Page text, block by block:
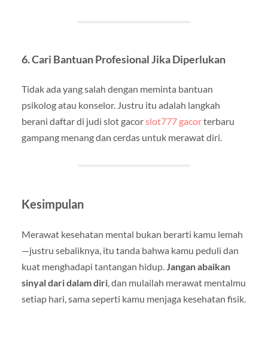
6.Cari Bantuan Profesional Jika Diperlukan
Tidak ada yang salah dengan meminta bantuan
psikolog atau konselor. Justru itu adalah langkah
berani daftar di judi slot gacorslot777 gacorterbaru
gampang menang dan cerdas untuk merawat diri.
Kesimpulan
Merawat kesehatan mental bukan berarti kamu lemah
—justru sebaliknya, itu tanda bahwa kamu peduli dan
kuat menghadapi tantangan hidup.Jangan abaikan
sinyal dari dalam diri, dan mulailah merawat mentalmu
setiap hari, sama seperti kamu menjaga kesehatan fisik.